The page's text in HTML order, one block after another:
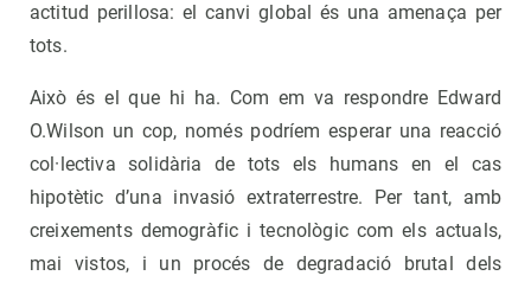
actitud perillosa: el canvi global és una amenaça per
tots.
Això és el que hi ha. Com em va respondre Edward
O.Wilson un cop, només podríem esperar una reacció
col·lectiva solidària de tots els humans en el cas
hipotètic d’una invasió extraterrestre. Per tant, amb
creixements demogràfic i tecnològic com els actuals,
mai vistos, i un procés de degradació brutal dels